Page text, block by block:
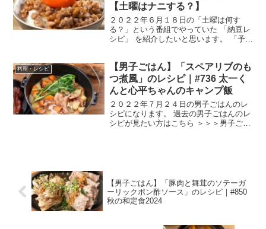
【土曜はナニする？】
２０２２年６月１８日の「土曜は何す
る？」という番組でやっていた 「納豆レ
シピ」 を紹介したいと思います。 「予約
豆」を経営する納豆料理研究家・夏見奈
央子さんが教えて...
料理・レシピ
【男子ごはん】「スペアリブのも
つ煮風」のレシピ｜#736 太一く
んと心平ちゃんのキャンプ飯
２０２２年７月２４日の男子ごはんのレ
シピになります。 過去の男子ごはんのレ
シピが見たい方はこちら ＞＞＞男子ごは
【男子ごはん】「豚肉と舞茸のソテーガ
ーリックポン酢ソース」のレシピ｜#850
秋の和定食2024